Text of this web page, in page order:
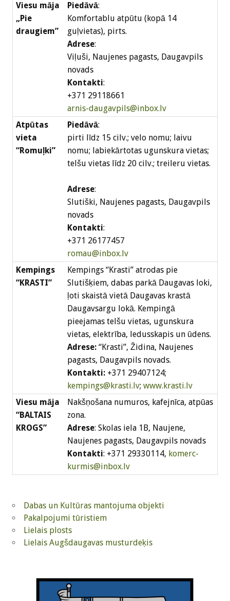
Viesu māja
„Pie
draugiem”
Piedāvā:
Komfortablu atpūtu (kopā 14
guļvietas), pirts.
Adrese:
Viļuši, Naujenes pagasts, Daugavpils
novads
Kontakti:
+371 29118661
arnis-daugavpils@inbox.lv
Atpūtas
vieta
“Romuļki”
Piedāvā:
pirti līdz 15 cilv.; velo nomu; laivu
nomu; labiekārtotas ugunskura vietas;
telšu vietas līdz 20 cilv.; treileru vietas.
Adrese:
Slutiški, Naujenes pagasts, Daugavpils
novads
Kontakti:
+371 26177457
romau@inbox.lv
Kempings
“KRASTI”
Kempings “Krasti” atrodas pie
Slutišķiem, dabas parkā Daugavas loki,
ļoti skaistā vietā Daugavas krastā
Daugavsargu lokā. Kempingā
pieejamas telšu vietas, ugunskura
vietas, elektrība, ledusskapis un ūdens.
Adrese:“Krasti”, Židina, Naujenes
pagasts, Daugavpils novads.
Kontakti: +371 29407124;
kempings@krasti.lv;www.krasti.lv
Viesu māja
“BALTAIS
KROGS”
Nakšņošana numuros, kafejnīca, atpūas
zona.
Adrese: Skolas iela 1B, Naujene,
Naujenes pagasts, Daugavpils novads
Kontakti: +371 29330114, komerc-
kurmis@inbox.lv
Dabas un Kultūras mantojuma objekti
Pakalpojumi tūristiem
Lielais plosts
Lielais Augšdaugavas musturdeķis